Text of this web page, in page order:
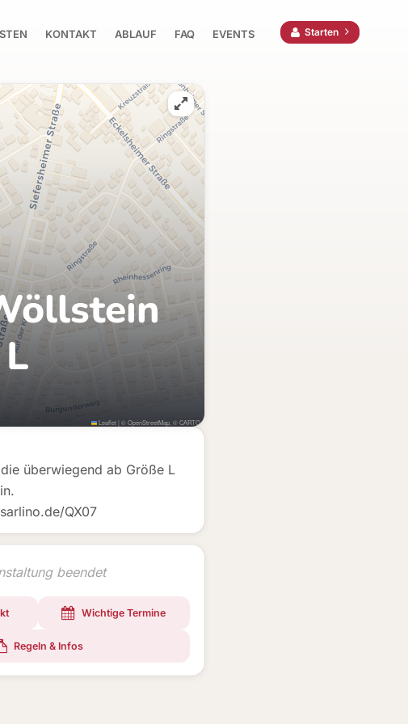
KONTAKT ABLAUF FAQ EVENTS Starten
überwiegend ab Größe L
QX07
beendet
Wichtige Termine
Regeln & Infos
Leaflet|©OpenStreetMap , ©CARTO